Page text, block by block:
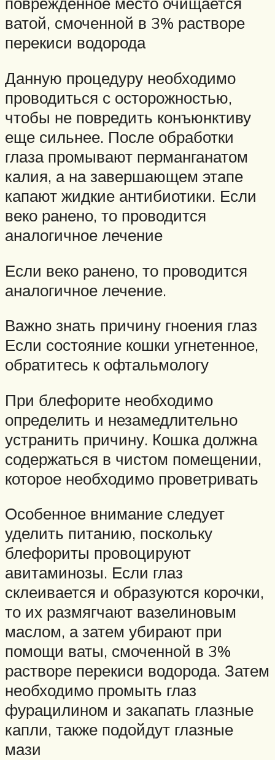
ватой, смоченной в 3% растворе
перекиси водорода
Данную процедуру необходимо
проводиться с осторожностью,
чтобы не повредить конъюнктиву
еще сильнее. После обработки
глаза промывают перманганатом
калия, а на завершающем этапе
капают жидкие антибиотики. Если
веко ранено, то проводится
аналогичное лечение
Если веко ранено, то проводится
аналогичное лечение.
Важно знать причину гноения глаз
Если состояние кошки угнетенное,
обратитесь к офтальмологу
При блефорите необходимо
определить и незамедлительно
устранить причину. Кошка должна
содержаться в чистом помещении,
которое необходимо проветривать
Особенное внимание следует
уделить питанию, поскольку
блефориты провоцируют
авитаминозы. Если глаз
склеивается и образуются корочки,
то их размягчают вазелиновым
маслом, а затем убирают при
помощи ваты, смоченной в 3%
растворе перекиси водорода. Затем
необходимо промыть глаз
фурацилином и закапать глазные
капли, также подойдут глазные
мази